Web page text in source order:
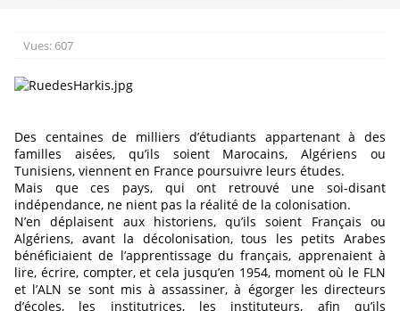
Vues: 607
Des centaines de milliers d’étudiants appartenant à des
familles aisées, qu’ils soient Marocains, Algériens ou
Tunisiens, viennent en France poursuivre leurs études.
Mais que ces pays, qui ont retrouvé une soi-disant
indépendance, ne nient pas la réalité de la colonisation.
N’en déplaisent aux historiens, qu’ils soient Français ou
Algériens, avant la décolonisation, tous les petits Arabes
bénéficiaient de l’apprentissage du français, apprenaient à
lire, écrire, compter, et cela jusqu’en 1954, moment où le FLN
et l’ALN se sont mis à assassiner, à égorger les directeurs
d’écoles, les institutrices, les instituteurs, afin qu’ils